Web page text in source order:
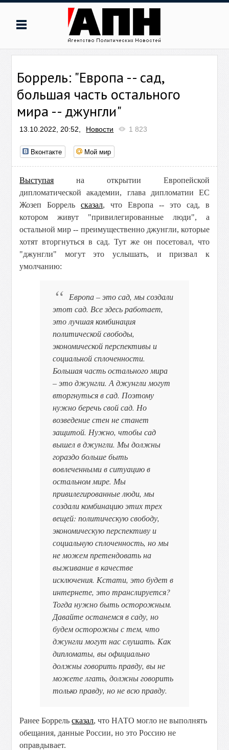
Боррель: "Европа -- сад,
большая часть остального
мира -- джунгли"
13.10.2022, 20:52, Новости 1 823
Вконтакте Мой мир
Выступая на открытии Европейской
дипломатической академии, глава дипломатии ЕС
Жозеп Боррельсказал, что Европа -- это сад, в
котором живут "привилегированные люди", а
остальной мир -- преимущественно джунгли, которые
хотят вторгнуться в сад. Тут же он посетовал, что
"джунгли" могут это услышать, и призвал к
умолчанию:
Европа – это сад, мы создали
этот сад. Все здесь работает,
это лучшая комбинация
политической свободы,
экономической перспективы и
социальной сплоченности.
Большая часть остального мира
– это джунгли. А джунгли могут
вторгнуться в сад. Поэтому
нужно беречь свой сад. Но
возведение стен не станет
защитой. Нужно, чтобы сад
вышел в джунгли. Мы должны
гораздо больше быть
вовлеченными в ситуацию в
остальном мире. Мы
привилегированные люди, мы
создали комбинацию этих трех
вещей: политическую свободу,
экономическую перспективу и
социальную сплоченность, но мы
не можем претендовать на
выживание в качестве
исключения. Кстати, это будет в
интернете, это транслируется?
Тогда нужно быть осторожным.
Давайте останемся в саду, но
будем осторожны с тем, что
джунгли могут нас слушать. Как
дипломаты, вы официально
должны говорить правду, вы не
можете лгать, должны говорить
только правду, но не всю правду.
Ранее Боррельсказал, что НАТО могло не выполнять
обещания, данные России, но это Россию не
оправдывает.